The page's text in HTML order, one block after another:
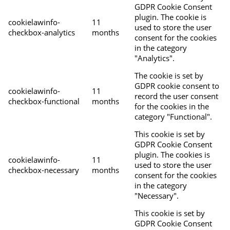
cookielawinfo-
checkbox-analytics
11
months
GDPR Cookie Consent
plugin. The cookie is
used to store the user
consent for the cookies
in the category
"Analytics".
cookielawinfo-
checkbox-functional
11
months
The cookie is set by
GDPR cookie consent to
record the user consent
for the cookies in the
category "Functional".
cookielawinfo-
checkbox-necessary
11
months
This cookie is set by
GDPR Cookie Consent
plugin. The cookies is
used to store the user
consent for the cookies
in the category
"Necessary".
This cookie is set by
GDPR Cookie Consent